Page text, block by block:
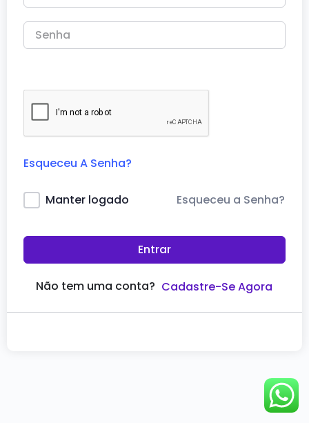
Esqueceu A Senha?
Manter logado Esqueceu a Senha?
Entrar
Não tem uma conta? Cadastre-Se Agora